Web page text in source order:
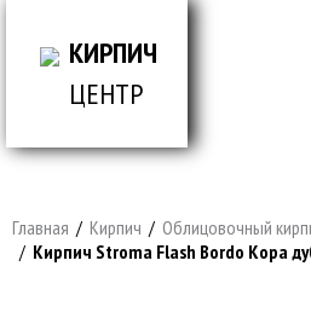
КИРПИЧ
ЦЕНТР
Главная / Кирпич / Облицовочный
/ Кирпич Stroma Flash Bordo Кора